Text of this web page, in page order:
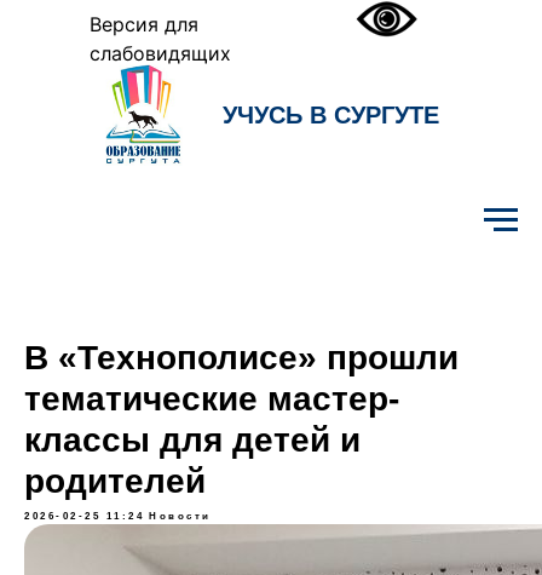
Версия для
слабовидящих
УЧУСЬ В СУРГУТЕ
В «Технополисе» прошли
тематические мастер-
классы для детей и
родителей
2026-02-25 11:24 Новости